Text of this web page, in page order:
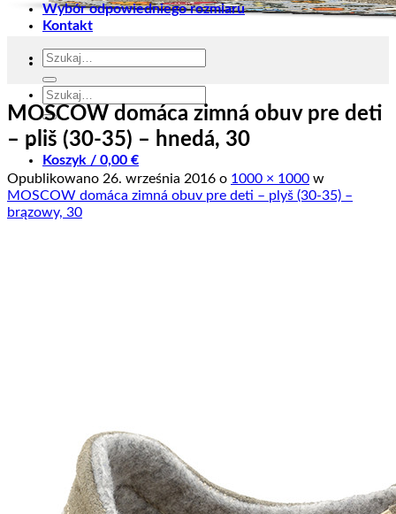
Szukaj:
Koszyk / 0,00 €
Wybór odpowiedniego rozmiaru
Kontakt
Szukaj:
MOSCOW domáca zimná obuv pre deti
– pliš (30-35) – hnedá, 30
Opublikowano 26. września 2016 o 1000 × 1000 w
MOSCOW domáca zimná obuv pre deti – plyš (30-35) –
brązowy, 30